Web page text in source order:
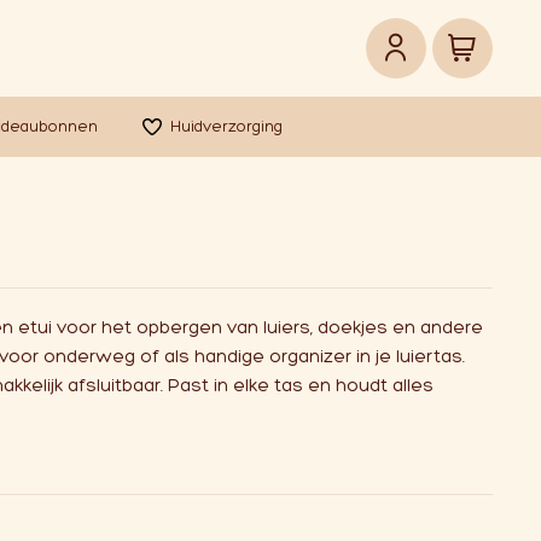
Huidverzorging
etui voor het opbergen van luiers, doekjes en andere
onderweg of als handige organizer in je luiertas.
afsluitbaar. Past in elke tas en houdt alles